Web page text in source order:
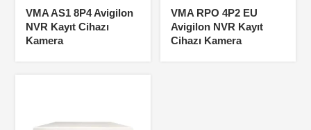
VMA AS1 8P4 Avigilon
NVR Kayıt Cihazı
Kamera
VMA RPO 4P2 EU
Avigilon NVR Kayıt
Cihazı Kamera